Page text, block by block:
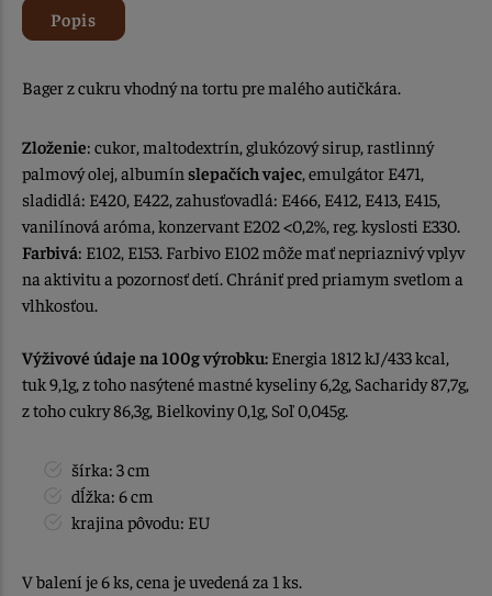
Popis
Bager z cukru vhodný na tortu pre malého autičkára.
Zloženie: cukor, maltodextrín, glukózový sirup, rastlinný
palmový olej, albumín slepačích vajec , emulgátor E471,
sladidlá: E420, E422, zahusťovadlá: E466, E412, E413, E415,
vanilínová aróma, konzervant E202 <0,2%, reg. kyslosti E330.
Farbivá: E102, E153. Farbivo E102 môže mať nepriaznivý vplyv
na aktivitu a pozornosť detí. Chrániť pred priamym svetlom a
vlhkosťou.
Výživové údaje na 100g výrobku: Energia 1812 kJ/433 kcal,
tuk 9,1g, z toho nasýtené mastné kyseliny 6,2g, Sacharidy 87,7g,
z toho cukry 86,3g, Bielkoviny 0,1g, Soľ 0,045g.
šírka: 3 cm
dĺžka: 6 cm
krajina pôvodu: EU
V balení je 6 ks, cena je uvedená za 1 ks.